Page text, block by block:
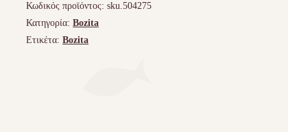
Κωδικός προϊόντος:sku.504275
Κατηγορία:Bozita
Ετικέτα:Bozita